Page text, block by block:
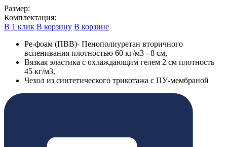
Размер:
Комплектация:
В 1 клик В корзину В корзине
Ре-фоам (ПВВ)- Пенополиуретан вторичного
вспенивания плотностью 60 кг/м3 - 8 см,
Вязкая эластика с охлаждающим гелем 2 см плотность
45 кг/м3,
Чехол из синтетического трикотажа с ПУ-мембраной